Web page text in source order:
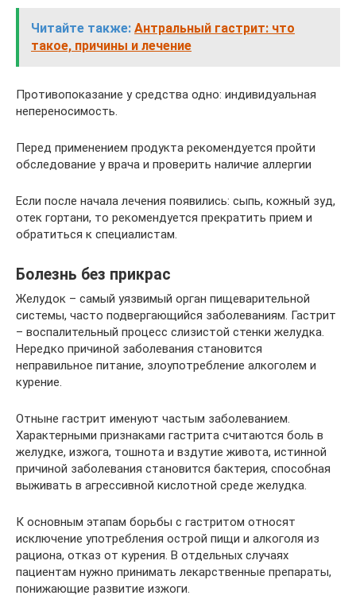
Читайте также: Антральный гастрит: что
такое, причины и лечение
Противопоказание у средства одно: индивидуальная
непереносимость.
Перед применением продукта рекомендуется пройти
обследование у врача и проверить наличие аллергии
Если после начала лечения появились: сыпь, кожный зуд,
отек гортани, то рекомендуется прекратить прием и
обратиться к специалистам.
Болезнь без прикрас
Желудок – самый уязвимый орган пищеварительной
системы, часто подвергающийся заболеваниям. Гастрит
– воспалительный процесс слизистой стенки желудка.
Нередко причиной заболевания становится
неправильное питание, злоупотребление алкоголем и
курение.
Отныне гастрит именуют частым заболеванием.
Характерными признаками гастрита считаются боль в
желудке, изжога, тошнота и вздутие живота, истинной
причиной заболевания становится бактерия, способная
выживать в агрессивной кислотной среде желудка.
К основным этапам борьбы с гастритом относят
исключение употребления острой пищи и алкоголя из
рациона, отказ от курения. В отдельных случаях
пациентам нужно принимать лекарственные препараты,
понижающие развитие изжоги.